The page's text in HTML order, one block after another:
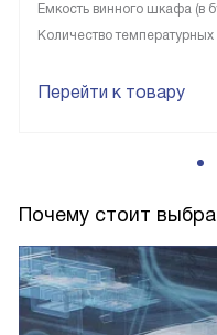
Емкость винного шкафа (в
Количество температурных
Перейти к товару
Почему стоит